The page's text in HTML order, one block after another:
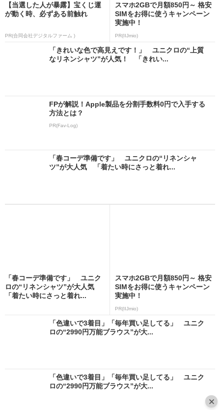
【当選した人が暴露】宝くじ運
が動く時、必ずある前触れ
PR(合同会社デジタルファーム )
スマホ2GBで月額850円～ 格安
SIMをお得に使うキャンペーン
実施中！
PR(IIJmio)
「きれいな色で高見えです！」 ユニクロの“上質
なリネンシャツ”が人気！ 「きれい...
FPが解説！Apple製品を分割手数料0円で入手する
方法とは？
PR(Fav-Log)
「春コーデ準備です」 ユニクロの“リネンシャ
ツ”が大人気 「着たい時にさっと着れ...
「春コーデ準備です」 ユニク
ロの“リネンシャツ”が大人気
「着たい時にさっと着れ...
スマホ2GBで月額850円～ 格安
SIMをお得に使うキャンペーン
実施中！
PR(IIJmio)
「色違いで3着目」「毎年買い足してる」 ユニク
ロの“2990円万能ブラウス”が大...
「色違いで3着目」「毎年買い足してる」 ユニク
ロの“2990円万能ブラウス”が大...